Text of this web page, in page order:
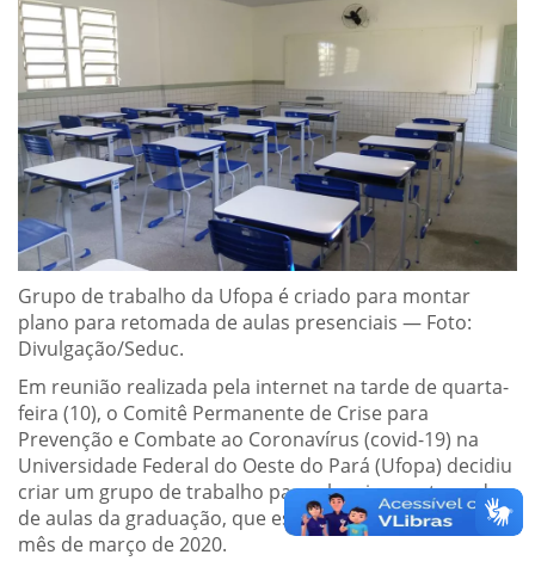
Grupo de trabalho da Ufopa é criado para montar
plano para retomada de aulas presenciais — Foto:
Divulgação/Seduc.
Em reunião realizada pela internet na tarde de quarta-
feira (10), o Comitê Permanente de Crise para
Prevenção e Combate ao Coronavírus (covid-19) na
Universidade Federal do Oeste do Pará (Ufopa) decidiu
criar um grupo de trabalho para planejar a retomada
de aulas da graduação, que estão suspensas desde o
mês de março de 2020.